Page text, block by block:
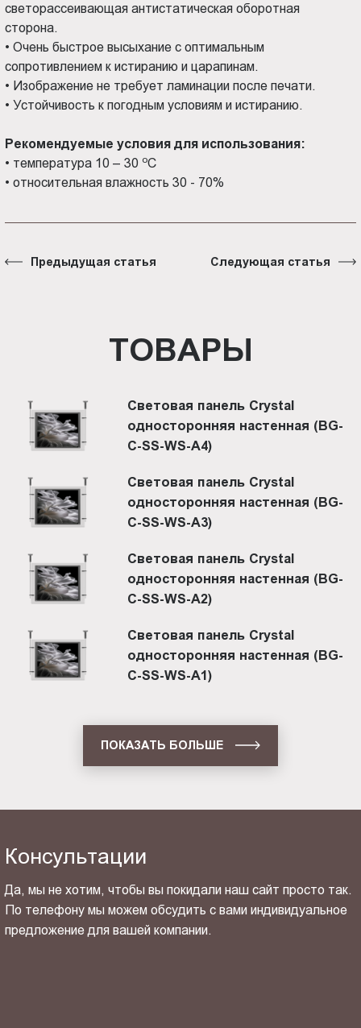
светорассеивающая антистатическая оборотная
сторона.
• Очень быстрое высыхание с оптимальным
сопротивлением к истиранию и царапинам.
• Изображение не требует ламинации после печати.
• Устойчивость к погодным условиям и истиранию.
Рекомендуемые условия для использования:
• температура 10 – 30 оС
• относительная влажность 30 - 70%
Предыдущая статья Следующая статья
ТОВАРЫ
Световая панель Crystal
односторонняя настенная (BG-
C-SS-WS-A4)
Световая панель Crystal
односторонняя настенная (BG-
C-SS-WS-A3)
Световая панель Crystal
односторонняя настенная (BG-
C-SS-WS-A2)
Световая панель Crystal
односторонняя настенная (BG-
C-SS-WS-A1)
ПОКАЗАТЬ БОЛЬШЕ
Консультации
Да, мы не хотим, чтобы вы покидали наш сайт просто так.
По телефону мы можем обсудить с вами индивидуальное
предложение для вашей компании.
ОТПРАВИТЬ СВОЙ КОНТАКТ